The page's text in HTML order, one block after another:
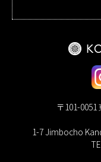
〒101-
1-7 Jimbocho